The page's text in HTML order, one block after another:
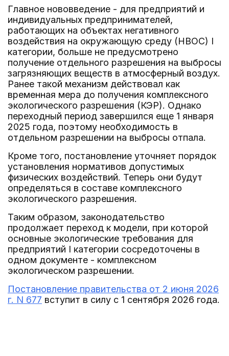
Главное нововведение - для предприятий и
индивидуальных предпринимателей,
работающих на объектах негативного
воздействия на окружающую среду (НВОС) I
категории, больше не предусмотрено
получение отдельного разрешения на выбросы
загрязняющих веществ в атмосферный воздух.
Ранее такой механизм действовал как
временная мера до получения комплексного
экологического разрешения (КЭР). Однако
переходный период завершился еще 1 января
2025 года, поэтому необходимость в
отдельном разрешении на выбросы отпала.
Кроме того, постановление уточняет порядок
установления нормативов допустимых
физических воздействий. Теперь они будут
определяться в составе комплексного
экологического разрешения.
Таким образом, законодательство
продолжает переход к модели, при которой
основные экологические требования для
предприятий I категории сосредоточены в
одном документе - комплексном
экологическом разрешении.
Постановление правительства от 2 июня 2026
г. N 677 вступит в силу с 1 сентября 2026 года.